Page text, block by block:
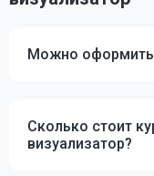
Можно оформить
Сколько стоит
визуализатор?